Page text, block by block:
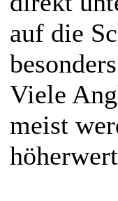
auf die
Viele
meist